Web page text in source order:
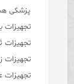
پزشکی
تجهیزات
تجهیزات
تجهیزات
تجهیزات